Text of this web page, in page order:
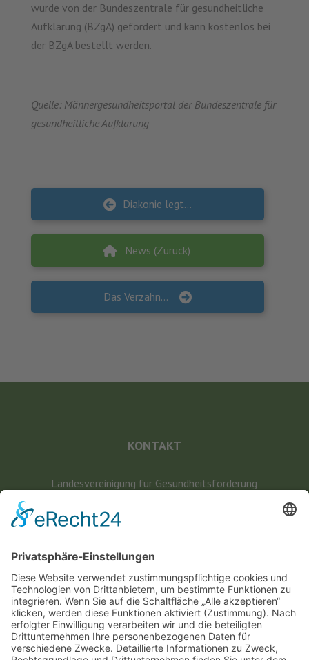
wurde von der Bundeszentrale für gesundheitliche
Aufklärung (BZgA) gefördert und kann kostenlos bei
der BZgA bestellt werden.
Quelle: Männergesundheitsportal der Bundeszentrale für
gesundheitliche Aufklärung
Diakonie legt Konzept vor – Gegen Armut in Deutschland hilft nur Existenzsicherung neu denken – „Hartz IV“ überwinden
News (Zurück)
Das Verzahnungsprojekt kehrt zurück zu Präsenzveranstaltungen
KONTAKT
Landesvereinigung für Gesundheitsförderung
Wismarsche Straße 170
info@lvg-mv.de
0385 2007 386 0
DATENSCHUTZ
IMPRESSUM